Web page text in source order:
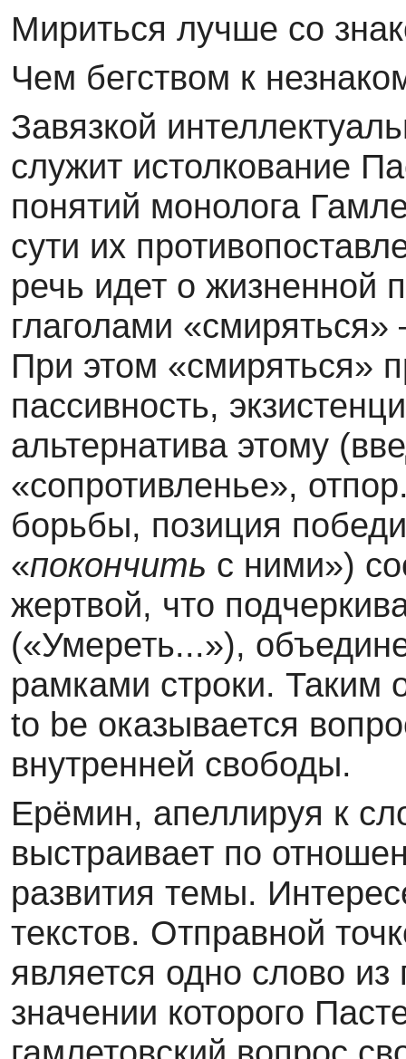
Мириться лучше со
Чем бегством к
Завязкой
служит истолкование
понятий монолога
сути их
речь идет о жизненной
глаголами
При этом «смиряться»
пассивность,
альтернатива этому
«сопротивленье»,
борьбы, позиция
«покончить с ними»)
жертвой, что
(«Умереть...»),
рамками строки. Таким
to be оказывается
внутренней свободы.
Ерёмин, апеллируя к
выстраивает по
развития темы.
текстов. Отправной
является одно слово
значении которого